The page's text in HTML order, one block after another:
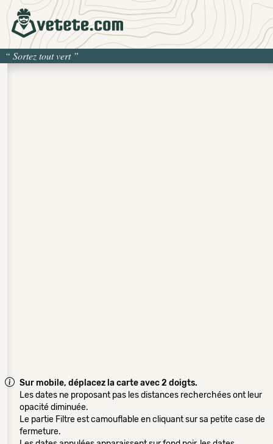
“ Sortez tout vert”
Sur mobile, déplacez la carte avec 2 doigts.
Les dates ne proposant pas les distances recherchées ont leur
opacité diminuée.
Le partie Filtre est camouflable en cliquant sur sa petite case de
fermeture.